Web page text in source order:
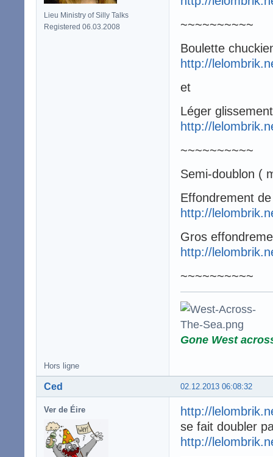
Lieu Ministry of Silly Talks
Registered 06.03.2008
~~~~~~~~~~
Boulette
http://
et
Léger
http://
~~~~~~~~~~
Semi-doublon (
Effondrement
http://
Gros
http://
~~~~~~~~~~
Gone West
Hors ligne
02.12.2013 06:08:32
Ced
Ver de Éire
http://
se fait doubler
http://